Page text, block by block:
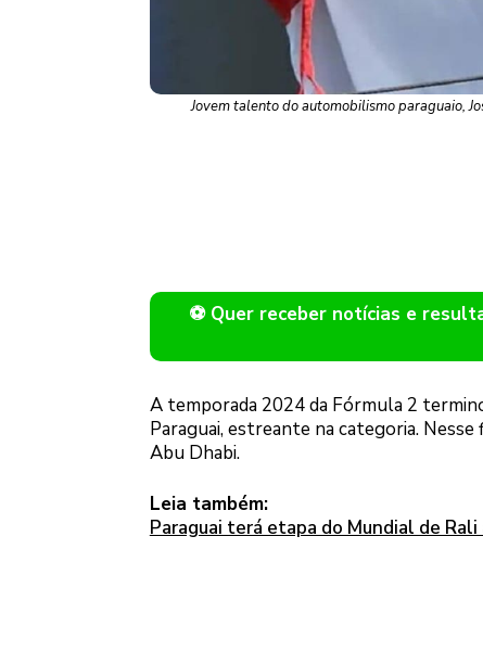
Jovem talento do automobilismo paraguaio,
⚽ Quer receber notícias e
A temporada 2024 da Fórmula 2
Paraguai, estreante na categoria.
Abu Dhabi.
Leia também:
Paraguai terá etapa do Mundial de